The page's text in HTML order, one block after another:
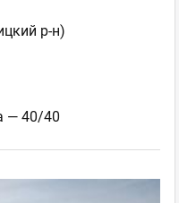
р-н)
— 40/40